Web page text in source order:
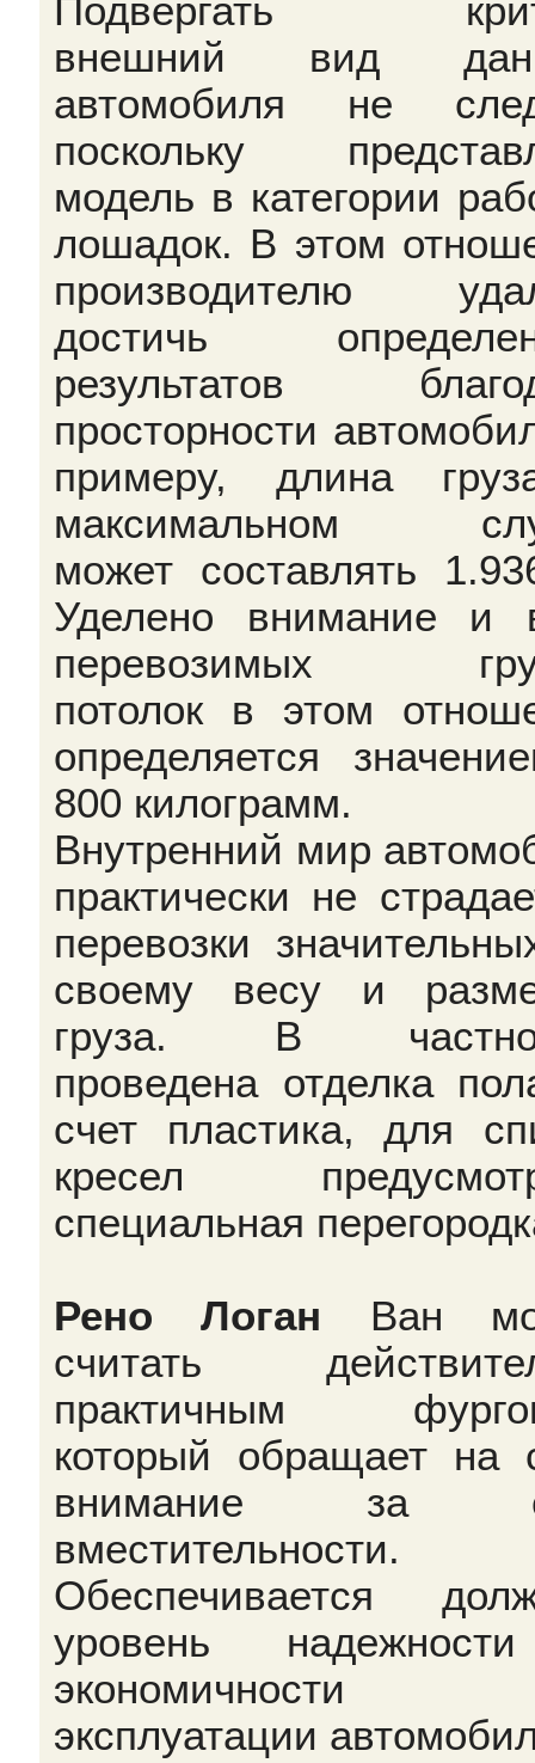
Подвергать
внешний вид
автомобиля не
поскольку
модель в категории
лошадок. В этом
производителю
достичь
результатов
просторности
примеру, длина
максимальном
может составлять
Уделено внимание и
перевозимых
потолок в этом
определяется
800 килограмм.
Внутренний мир
практически не
перевозки
своему весу и
груза. В
проведена отделка
счет пластика, для
кресел
специальная
Рено Логан Ван
считать
практичным
который обращает на
внимание за
вместительности.
Обеспечивается
уровень
экономичности
эксплуатации